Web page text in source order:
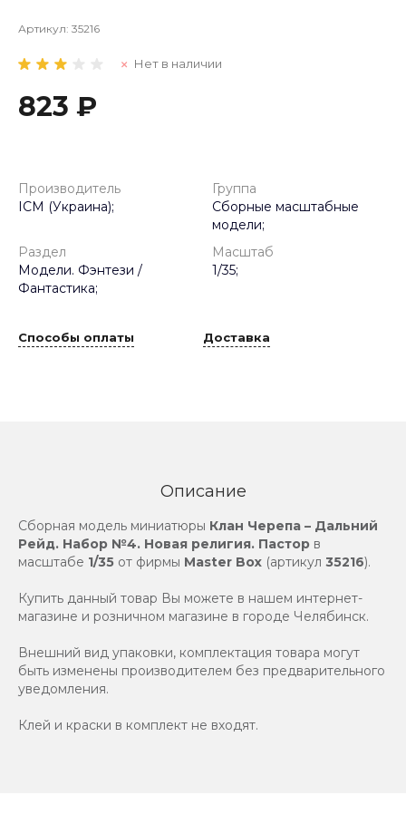
Артикул: 35216
Нет в наличии
823 ₽
Производитель
ICM (Украина);
Группа
Сборные масштабные
модели;
Раздел
Модели. Фэнтези /
Фантастика;
Масштаб
1/35;
Способы оплаты Доставка
Описание
Сборная модель миниатюры Клан Черепа – Дальний
Рейд. Набор №4. Новая религия. Пастор в
масштабе 1/35 от фирмы Master Box (артикул 35216).
Купить данный товар Вы можете в нашем интернет-
магазине и розничном магазине в городе Челябинск.
Внешний вид упаковки, комплектация товара могут
быть изменены производителем без предварительного
уведомления.
Клей и краски в комплект не входят.